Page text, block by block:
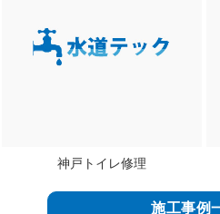
神戸トイレ修理
施工事例